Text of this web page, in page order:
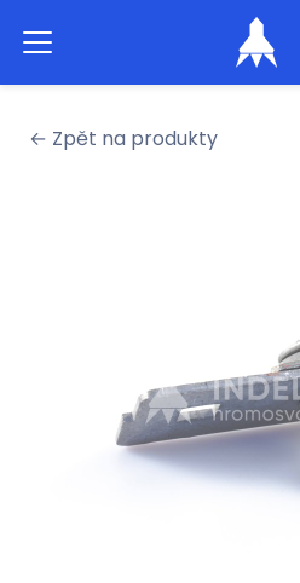
Naše práce
← Zpět na produkty